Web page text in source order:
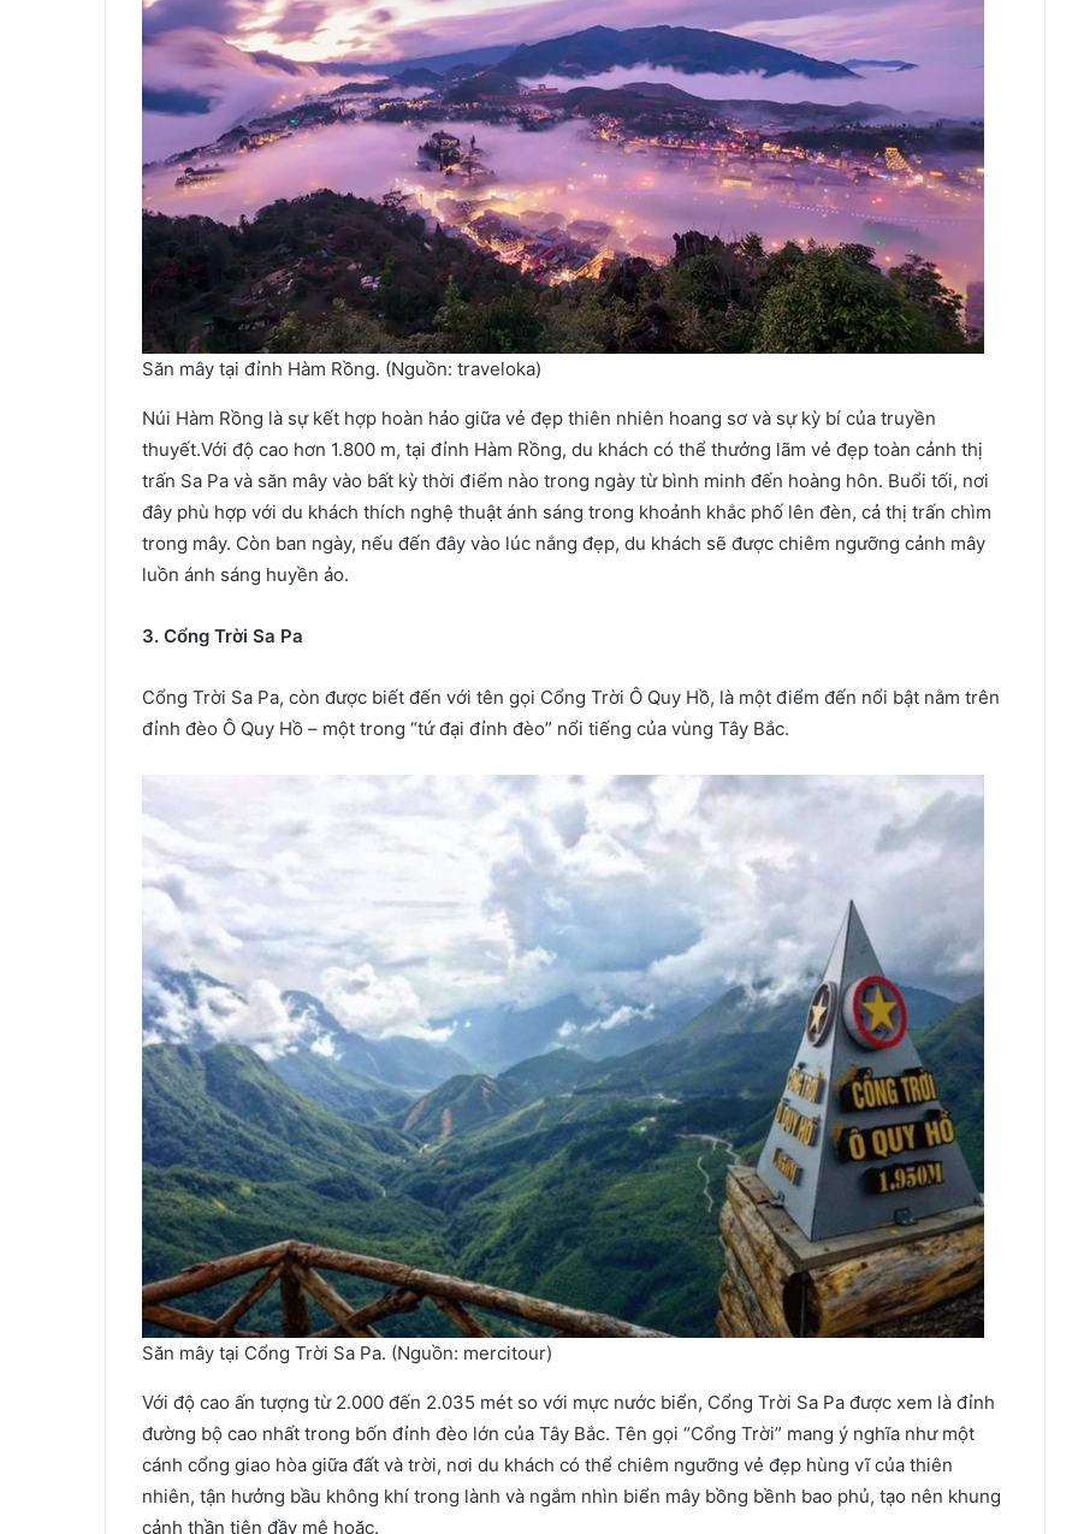
Săn mây tại đỉnh Hàm Rồng. (Nguồn: traveloka)
Núi Hàm Rồng là sự kết hợp hoàn hảo giữa vẻ đẹp thiên nhiên hoang sơ và sự kỳ bí của truyền
thuyết.Với độ cao hơn 1.800 m, tại đỉnh Hàm Rồng, du khách có thể thưởng lãm vẻ đẹp toàn cảnh thị
trấn Sa Pa và săn mây vào bất kỳ thời điểm nào trong ngày từ bình minh đến hoàng hôn. Buổi tối, nơi
đây phù hợp với du khách thích nghệ thuật ánh sáng trong khoảnh khắc phố lên đèn, cả thị trấn chìm
trong mây. Còn ban ngày, nếu đến đây vào lúc nắng đẹp, du khách sẽ được chiêm ngưỡng cảnh mây
luồn ánh sáng huyền ảo.
3. Cổng Trời Sa Pa
Cổng Trời Sa Pa, còn được biết đến với tên gọi Cổng Trời Ô Quy Hồ, là một điểm đến nổi bật nằm trên
đỉnh đèo Ô Quy Hồ – một trong “tứ đại đỉnh đèo” nổi tiếng của vùng Tây Bắc.
Săn mây tại Cổng Trời Sa Pa. (Nguồn: mercitour)
Với độ cao ấn tượng từ 2.000 đến 2.035 mét so với mực nước biển, Cổng Trời Sa Pa được xem là đỉnh
đường bộ cao nhất trong bốn đỉnh đèo lớn của Tây Bắc. Tên gọi “Cổng Trời” mang ý nghĩa như một
cánh cổng giao hòa giữa đất và trời, nơi du khách có thể chiêm ngưỡng vẻ đẹp hùng vĩ của thiên
nhiên, tận hưởng bầu không khí trong lành và ngắm nhìn biển mây bồng bềnh bao phủ, tạo nên khung
cảnh thần tiên đầy mê hoặc.